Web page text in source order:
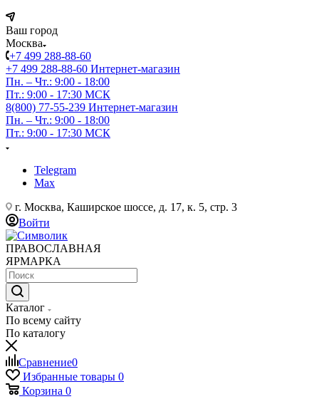
Ваш город
Москва
+7 499 288-88-60
+7 499 288-88-60 Интернет-магазин
Пн. – Чт.: 9:00 - 18:00
Пт.: 9:00 - 17:30 МСК
8(800) 77-55-239 Интернет-магазин
Пн. – Чт.: 9:00 - 18:00
Пт.: 9:00 - 17:30 МСК
Telegram
Max
г. Москва, Каширское шоссе, д. 17, к. 5, стр. 3
Войти
ПРАВОСЛАВНАЯ
ЯРМАРКА
Каталог
По всему сайту
По каталогу
Сравнение0
Избранные товары 0
Корзина 0